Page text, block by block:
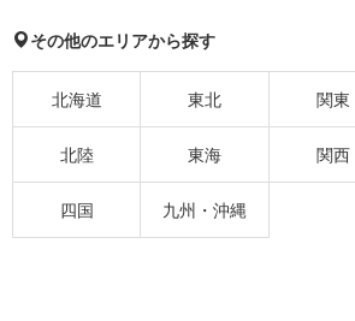
その他のエリアから探す
北海道 東北 関東
北陸 東海 関西
四国 九州・沖縄